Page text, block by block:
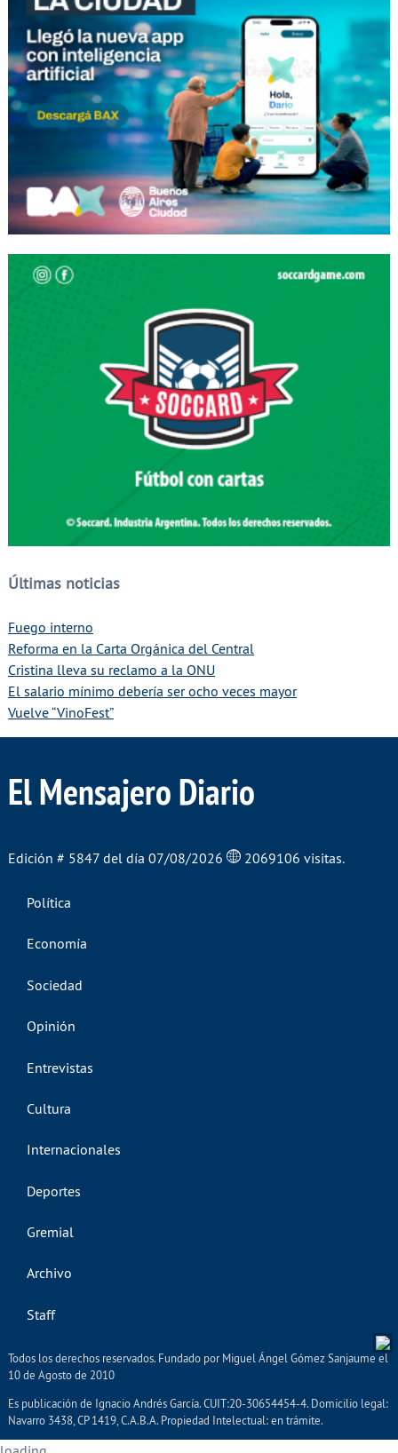
Últimas noticias
Fuego interno
Reforma en la Carta Orgánica del Central
Cristina lleva su reclamo a la ONU
El salario mínimo debería ser ocho veces mayor
Vuelve “VinoFest”
El Mensajero Diario
Edición # 5847 del día 07/08/2026 2069106 visitas.
Política
Economía
Sociedad
Opinión
Entrevistas
Cultura
Internacionales
Deportes
Gremial
Archivo
Staff
Todos los derechos reservados. Fundado por Miguel Ángel Gómez Sanjaume el
10 de Agosto de 2010
Es publicación de Ignacio Andrés García. CUIT:20-30654454-4. Domicilio legal:
Navarro 3438, CP 1419, C.A.B.A. Propiedad Intelectual: en trámite.